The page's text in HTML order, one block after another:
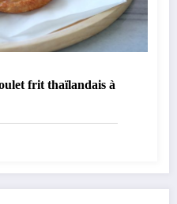
frit thaïlandais à